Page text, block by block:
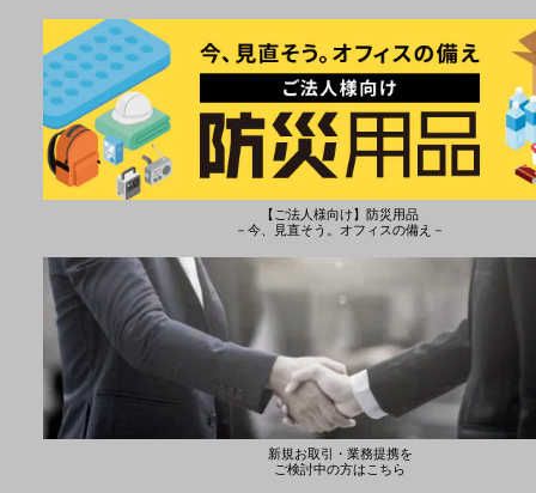
【ご法人様向け】防災用品
－今、見直そう。オフィスの備え－
新規お取引・業務提携を
ご検討中の方はこちら